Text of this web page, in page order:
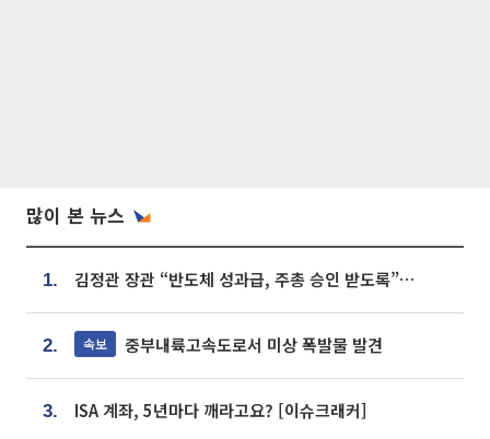
많이 본 뉴스
1. 김정관 장관 “반도체 성과급, 주총 승인 받도록”…상법·자본시장법 개정 시사
2. 속보 중부내륙고속도로서 미상 폭발물 발견
3. ISA 계좌, 5년마다 깨라고요? [이슈크래커]